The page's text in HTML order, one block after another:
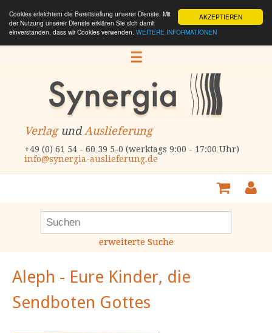
AKZEPTIEREN
Cookies erleichtern die Bereitstellung unserer Dienste. Mit
der Nutzung unserer Dienste erklären Sie sich damit
einverstanden, dass wir Cookies verwenden. WEITERE INFORMATIONEN
☰
VerlagundAuslieferung
+49 (0) 61 54 - 60 39 5-0 (werktags 9:00 - 17:00 Uhr)
info@synergia-auslieferung.de
erweiterte Suche
Aleph - Eure Kinder, die
Sendboten Gottes